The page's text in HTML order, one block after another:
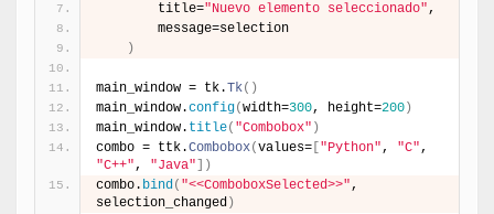
        title=
"Nuevo elemento seleccionado",
        message=selection
)
main_window = tk.Tk( )
main_window.config(width=300, height=200 )
main_window. title( "Combobox" )
combo = ttk.Combobox(values= "Python", "C"
"C++", "Java"
)
combo. bind( "<<ComboboxSelected>>",
selection_changed )